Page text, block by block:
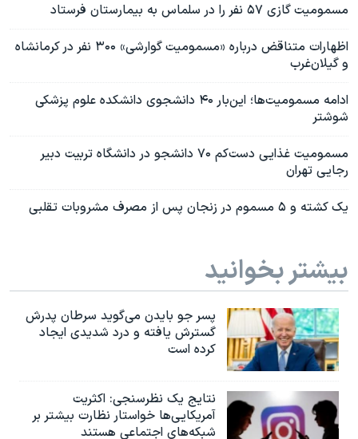
مسمومیت گازی ۵۷ نفر را در سلماس به بیمارستان فرستاد
اظهارات متناقض درباره «مسمومیت گوارشی» ۳۰۰ نفر در کرمانشاه
و گیلان‌غرب
ادامه مسمومیت‌ها؛ این‌بار ۴۰ دانشجوی‌ دانشکده علوم پزشکی
شوشتر
مسمومیت غذایی دست‌کم ۷۰ دانشجو در دانشگاه تربیت دبیر
رجایی تهران
یک کشته و ۵ مسموم در زنجان پس از مصرف مشروبات تقلبی
بیشتر بخوانید
پسر جو بایدن می‌گوید سرطان پدرش
گسترش یافته و درد شدیدی ایجاد
کرده است
نتایج یک نظرسنجی: اکثریت
آمریکایی‌ها خواستار نظارت بیشتر بر
شبکه‌های اجتماعی هستند